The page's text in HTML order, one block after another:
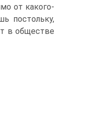
от какого-
постольку,
в обществе